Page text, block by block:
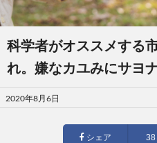
科学者がオススメする
れ。嫌なカユみにサヨ
投
稿
2020年8月6日
シェア 38